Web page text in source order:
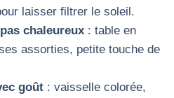
laisser filtrer le soleil.
chaleureux : table en
assorties, petite touche de
goût : vaisselle colorée,